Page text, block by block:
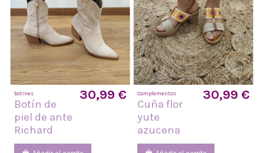
botines
Botín de
piel de ante
Richard
30,99 € Complementos
Cuña flor
yute
azucena
30,99 €